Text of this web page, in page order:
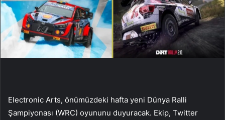
Electronic Arts, önümüzdeki hafta yeni Dünya Ralli
Şampiyonası (WRC) oyununu duyuracak. Ekip, Twitter